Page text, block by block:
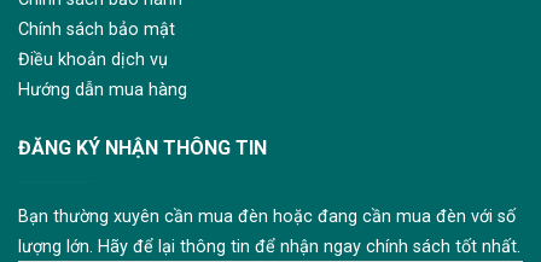
Chính sách bảo mật
Điều khoản dịch vụ
Hướng dẫn mua hàng
ĐĂNG KÝ NHẬN THÔNG TIN
Bạn thường xuyên cần mua đèn hoặc đang cần mua đèn với số
lượng lớn. Hãy để lại thông tin để nhận ngay chính sách tốt nhất.